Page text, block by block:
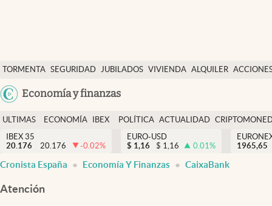
TORMENTA SEGURIDAD JUBILADOS VIVIENDA ALQUILER
USA
Colombia
Economía y finanzas
Economía y finanzas
Política
Actualidad
Criptomonedas
España
ULTIMAS
NOTICIAS
ECONOMÍA
FINANZAS
IBEX
EURO
POLÍTICA ACTUALIDAD
IBEX 35
20.176
20.176 -0.02%
EURO-USD
$ 1,16 $ 1,16 0.01%
1965,65
Cronista España Economía Y Finanzas CaixaBank
Atención